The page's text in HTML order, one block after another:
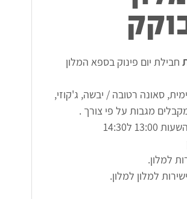
חבילת יום פינוק בספא המלון
סאונה רטובה / יבשה, ג'קוזי,
מגבות על פי צורך .
ל14:30